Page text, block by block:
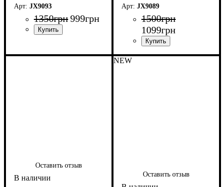
JX9093
1350грн999грн
JX9089
1500грн
1099грн
Оставить отзыв
NEW
Оставить отзыв